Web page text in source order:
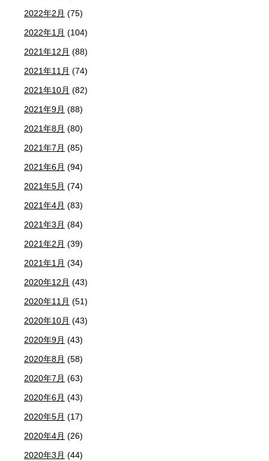
2022年2月 (75)
2022年1月 (104)
2021年12月 (88)
2021年11月 (74)
2021年10月 (82)
2021年9月 (88)
2021年8月 (80)
2021年7月 (85)
2021年6月 (94)
2021年5月 (74)
2021年4月 (83)
2021年3月 (84)
2021年2月 (39)
2021年1月 (34)
2020年12月 (43)
2020年11月 (51)
2020年10月 (43)
2020年9月 (43)
2020年8月 (58)
2020年7月 (63)
2020年6月 (43)
2020年5月 (17)
2020年4月 (26)
2020年3月 (44)